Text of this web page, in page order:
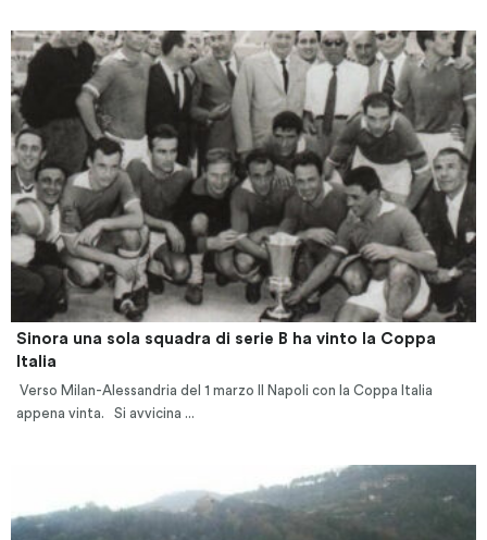
Sinora una sola squadra di serie B ha vinto la Coppa
Italia
Verso Milan-Alessandria del 1 marzo Il Napoli con la Coppa Italia
appena vinta. Si avvicina ...